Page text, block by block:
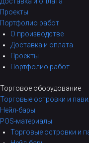
Проекты
Портфолио работ
О производстве
Доставка и оплата
Проекты
Портфолио работ
Торговое оборудование
Торговые островки и
Нейл-бары
POS-материалы
Торговые островки и